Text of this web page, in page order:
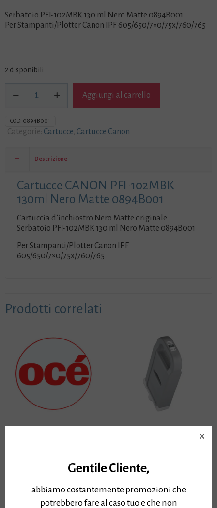
Serbatoio PFI-102MBK 130 ml Nero Matte 0894B001
Per Stampanti/Plotter Canon IPF 605/650/7×0/75x/760/765
2 disponibili
CANON
102MBK
130ml
0894B001
Aggiungi al carrello
COD: 0894B001
Categorie: Cartucce, Cartucce Canon
Descrizione
Cartucce CANON PFI-102MBK
130ml Nero Matte 0894B001
Cartuccia d’inchiostro Nero Matte originale
Serbatoio PFI-102MBK 130 ml Nero Matte 0894B001
Per Stampanti/Plotter Canon IPF
605/650/7×0/75x/760/765
Prodotti correlati
130 ml – Ricambio Originale
– Per plotter OCE’ CS2436
Prezzo:
80,00€
Cartucce CANON PFI-
Per Stampanti/Plotter Canon
IPF815/IPF825
Prezzo:
345,00€ Iva Inclusa
Gentile Cliente,
abbiamo costantemente promozioni che
potrebbero fare al caso tuo e che non